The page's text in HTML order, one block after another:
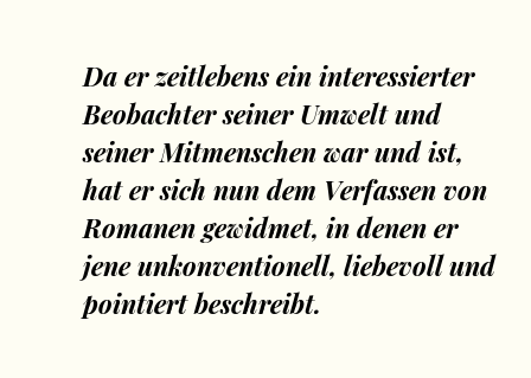
Da er zeitlebens ein interessierter
Beobachter seiner Umwelt und
seiner Mitmenschen war und ist,
hat er sich nun dem Verfassen von
Romanen gewidmet, in denen er
jene unkonventionell, liebevoll und
pointiert beschreibt.